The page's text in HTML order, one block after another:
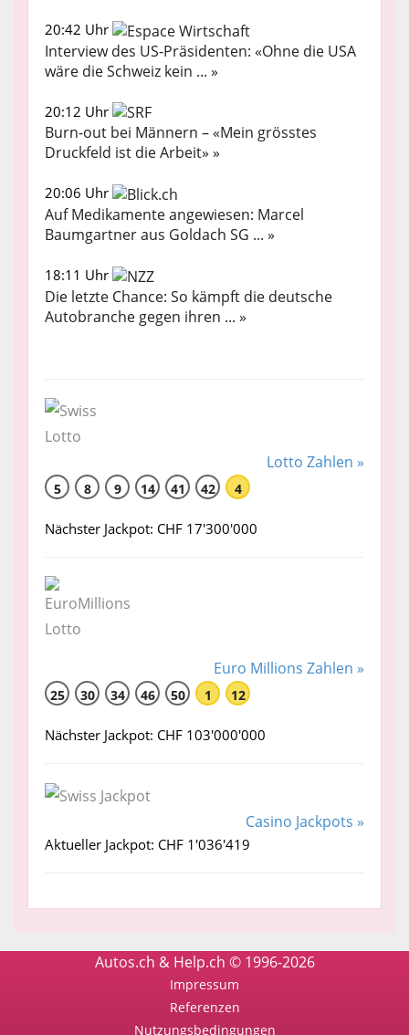
20:42 Uhr
Interview des US-Präsidenten: «Ohne die USA
wäre die Schweiz kein ... »
20:12 Uhr
Burn-out bei Männern – «Mein grösstes
Druckfeld ist die Arbeit» »
20:06 Uhr
Auf Medikamente angewiesen: Marcel
Baumgartner aus Goldach SG ... »
18:11 Uhr
Die letzte Chance: So kämpft die deutsche
Autobranche gegen ihren ... »
Lotto Zahlen »
5 8 9 14 41 42 4
Nächster Jackpot: CHF 17'300'000
Euro Millions Zahlen »
25 30 34 46 50 1 12
Nächster Jackpot: CHF 103'000'000
Casino Jackpots »
Aktueller Jackpot: CHF 1'036'419
Autos.ch & Help.ch © 1996-2026
Impressum
Referenzen
Nutzungsbedingungen